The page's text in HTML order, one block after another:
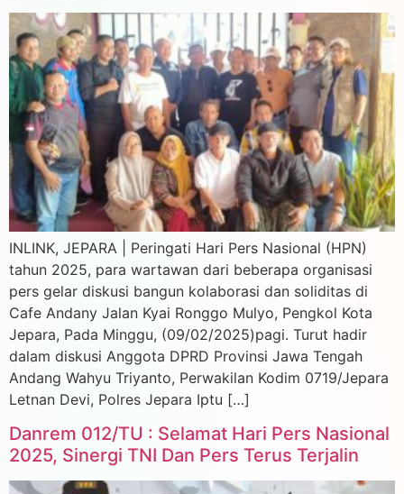
INLINK, JEPARA | Peringati Hari Pers Nasional (HPN)
tahun 2025, para wartawan dari beberapa organisasi
pers gelar diskusi bangun kolaborasi dan soliditas di
Cafe Andany Jalan Kyai Ronggo Mulyo, Pengkol Kota
Jepara, Pada Minggu, (09/02/2025)pagi. Turut hadir
dalam diskusi Anggota DPRD Provinsi Jawa Tengah
Andang Wahyu Triyanto, Perwakilan Kodim 0719/Jepara
Letnan Devi, Polres Jepara Iptu […]
Danrem 012/TU : Selamat Hari Pers Nasional
2025, Sinergi TNI Dan Pers Terus Terjalin